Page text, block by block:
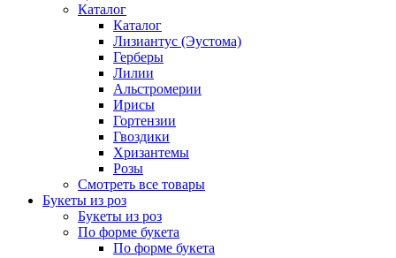
Каталог
Каталог
Лизиантус (Эустома)
Герберы
Лилии
Альстромерии
Ирисы
Гортензии
Гвоздики
Хризантемы
Розы
Смотреть все товары
Букеты из роз
Букеты из роз
По форме букета
По форме букета